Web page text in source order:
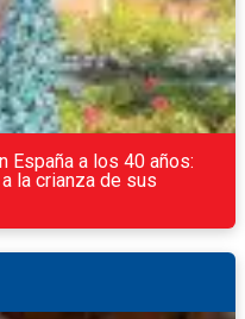
España a los 40 años:
la crianza de sus